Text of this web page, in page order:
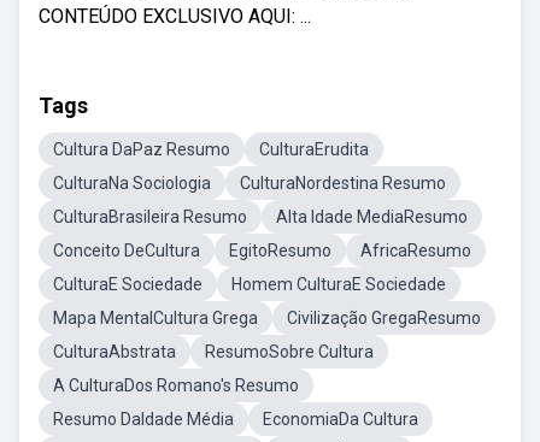
CONTEÚDO EXCLUSIVO AQUI: ...
Tags
Cultura DaPaz Resumo
CulturaErudita
CulturaNa Sociologia
CulturaNordestina Resumo
CulturaBrasileira Resumo
Alta Idade MediaResumo
Conceito DeCultura
EgitoResumo
AfricaResumo
CulturaE Sociedade
Homem CulturaE Sociedade
Mapa MentalCultura Grega
Civilização GregaResumo
CulturaAbstrata
ResumoSobre Cultura
A CulturaDos Romano's Resumo
Resumo DaIdade Média
EconomiaDa Cultura